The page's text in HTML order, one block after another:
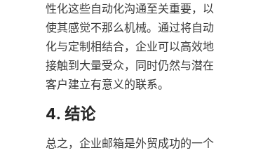
性化这些自动化沟通至关重要，以
使其感觉不那么机械。通过将自动
化与定制相结合，企业可以高效地
接触到大量受众，同时仍然与潜在
客户建立有意义的联系。
4. 结论
总之，企业邮箱是外贸成功的一个